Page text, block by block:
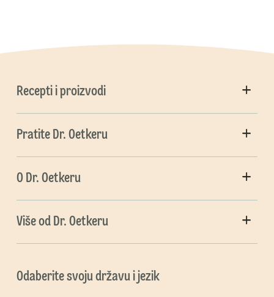
Recepti i proizvodi
Pratite Dr. Oetkeru
O Dr. Oetkeru
Više od Dr. Oetkeru
Odaberite svoju državu i jezik